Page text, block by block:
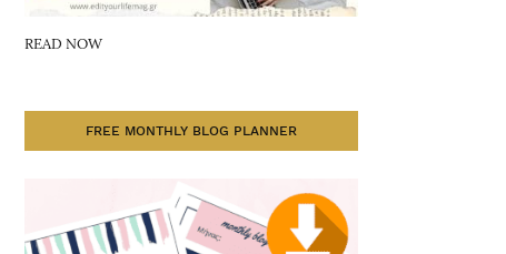
READ NOW
FREE MONTHLY BLOG PLANNER